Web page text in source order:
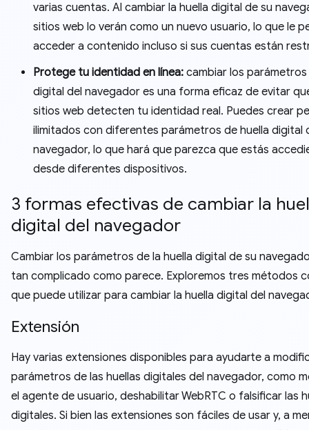
varias cuentas. Al cambiar la huella digital de su
sitios web lo verán como un nuevo usuario, lo que le
acceder a contenido incluso si sus cuentas están
Protege tu identidad en línea: cambiar los parámetros
digital del navegador es una forma eficaz de evitar
sitios web detecten tu identidad real. Puedes crear
ilimitados con diferentes parámetros de huella digital
navegador, lo que hará que parezca que estás
desde diferentes dispositivos.
3 formas efectivas de cambiar la
digital del navegador
Cambiar los parámetros de la huella digital de su
tan complicado como parece. Exploremos tres métodos
que puede utilizar para cambiar la huella digital del
Extensión
Hay varias extensiones disponibles para ayudarte a
parámetros de las huellas digitales del navegador, como
el agente de usuario, deshabilitar WebRTC o falsificar las
digitales. Si bien las extensiones son fáciles de usar y, a